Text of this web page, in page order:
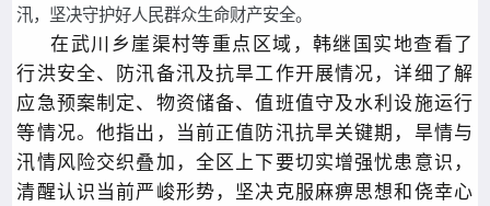
汛，坚决守护好人民群众生命财产安全。
在武川乡崖渠村等重点区域，韩继国实地查看了
行洪安全、防汛备汛及抗旱工作开展情况，详细了解
应急预案制定、物资储备、值班值守及水利设施运行
等情况。他指出，当前正值防汛抗旱关键期，旱情与
汛情风险交织叠加，全区上下要切实增强忧患意识，
清醒认识当前严峻形势，坚决克服麻痹思想和侥幸心